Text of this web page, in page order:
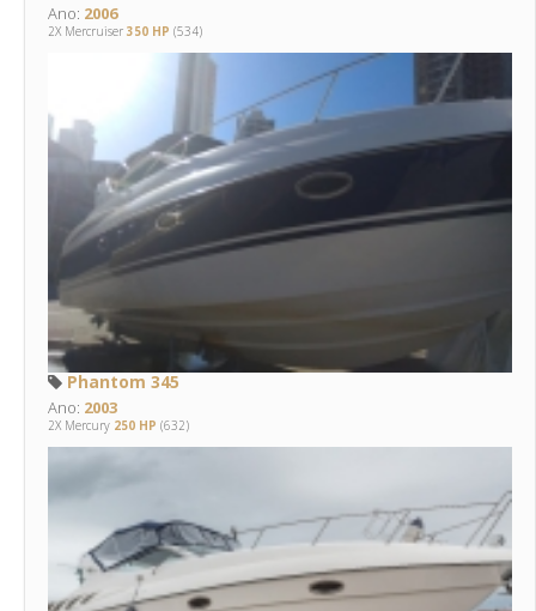
Ano: 2006
2X Mercruiser 350 HP (534)
Phantom 345
Ano: 2003
2X Mercury 250 HP (632)